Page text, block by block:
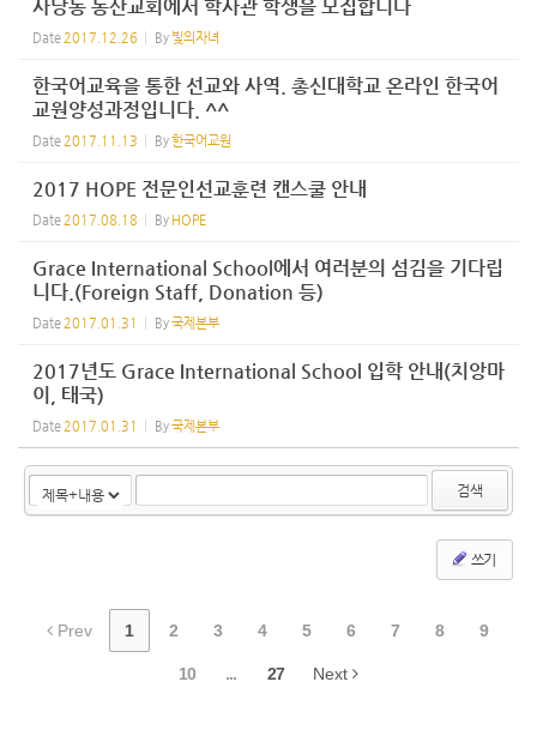
사당동 동산교회에서 학사관 학생을 모집합니다
Date 2017.12.26 By 빛의자녀
한국어교육을 통한 선교와 사역. 총신대학교 온라인 한국어
교원양성과정입니다. ^^
Date 2017.11.13 By한국어교원
2017 HOPE 전문인선교훈련 캔스쿨 안내
Date 2017.08.18 By HOPE
Grace International School에서 여러분의 섬김을 기다립
니다.(Foreign Staff, Donation 등)
Date 2017.01.31 By국제본부
2017년도 Grace International School 입학 안내(치앙마
이, 태국)
Date 2017.01.31 By국제본부
검색
쓰기
Prev 1 2 3 4 5 6 7 8 9
10 ... 27 Next